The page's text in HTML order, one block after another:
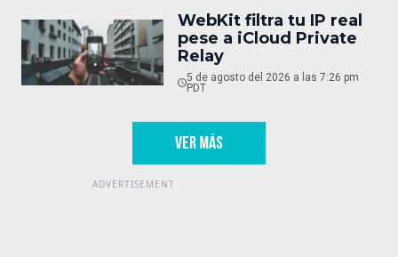
WebKit filtra tu IP real
pese a iCloud Private
Relay
5 de agosto del 2026 a las 7:26 pm
PDT
VER MÁS